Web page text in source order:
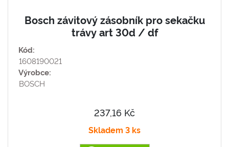
Bosch závitový zásobník pro sekačku
trávy art 30d / df
Kód:
1608190021
Výrobce:
BOSCH
237,16 Kč
Skladem 3 ks